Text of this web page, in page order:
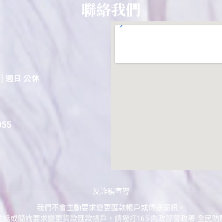
聯絡我們
週日 公休
反詐騙宣導
我們不會主動要求變更匯款帳戶或傳送簡訊。
話或簡詢要求變更貨款匯款帳戶，請撥打165 內政部警政署 全民防